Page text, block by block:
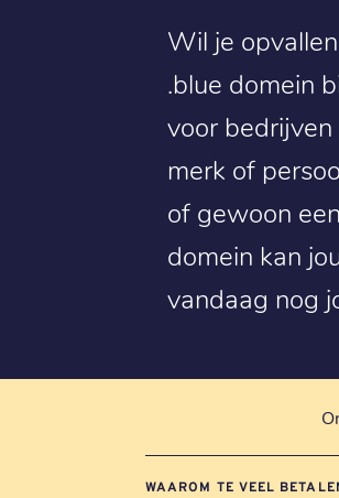
Wil je
.blue domein
voor
merk of
of gewoon
domein kan
vandaag nog
WAAROM TE VEEL